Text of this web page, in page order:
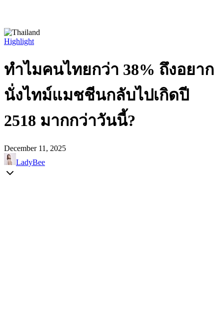
Highlight
ทำไมคนไทยกว่า 38% ถึงอยาก
นั่งไทม์แมชชีนกลับไปเกิดปี
2518 มากกว่าวันนี้?
December 11, 2025
LadyBee